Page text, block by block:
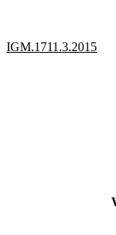
IGM.1711.3.2015